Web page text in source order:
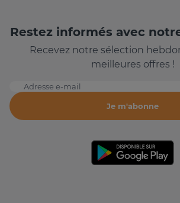
Restez informés avec
Recevez notre sélection
meilleures offres !
Adresse e-mail
Je m'abonne